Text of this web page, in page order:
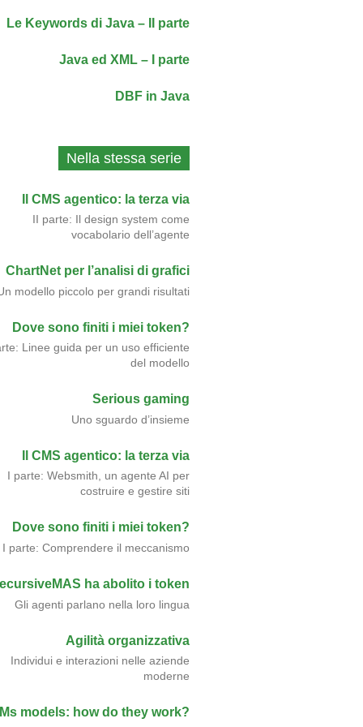
Le Keywords di Java – II parte
Java ed XML – I parte
DBF in Java
Nella stessa serie
Il CMS agentico: la terza via
II parte: Il design system come
vocabolario dell’agente
ChartNet per l’analisi di grafici
modello piccolo per grandi risultati
Dove sono finiti i miei token?
Linee guida per un uso efficiente
del modello
Serious gaming
Uno sguardo d’insieme
Il CMS agentico: la terza via
I parte: Websmith, un agente AI per
costruire e gestire siti
Dove sono finiti i miei token?
I parte: Comprendere il meccanismo
ha abolito i token
Gli agenti parlano nella loro lingua
Agilità organizzativa
Individui e interazioni nelle aziende
moderne
models: how do they work?